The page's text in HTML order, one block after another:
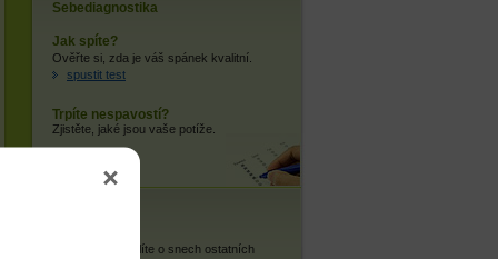
Sebediagnostika
Jak spíte?
Ověřte si, zda je váš spánek kvalitní.
spustit test
Trpíte nespavostí?
Zjistěte, jaké jsou vaše potíže.
Co si myslíte o snech ostatních